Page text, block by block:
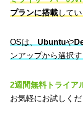
プランに搭載してい
OSは、 Ubuntuや
ンアップから選択
2週間無料トライア
お気軽にお試しくだ